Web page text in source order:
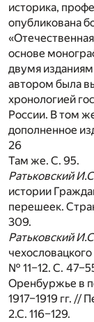
историка,
опубликована
основе
двумя
автором была
хронологией
России. В том
дополненное
26
Там же. С. 95.
Ратьковский
истории
перешеек.
309.
Ратьковский
№ 11–12. С.
Оренбуржье в
1917–1919 гг.
2.С. 116–129.